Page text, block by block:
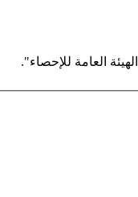
العامة للإحصاء".